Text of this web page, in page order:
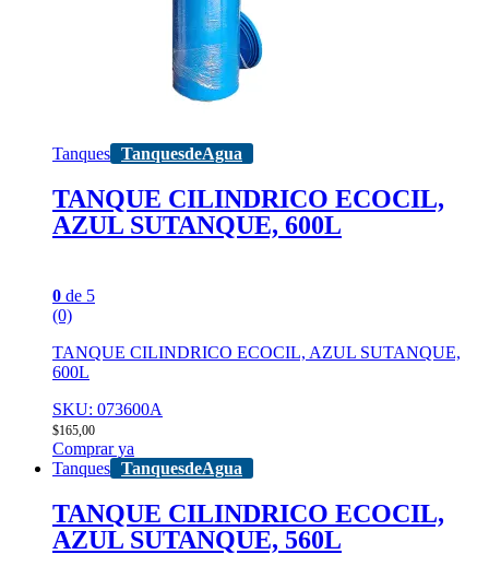
Tanques TanquesdeAgua
TANQUE CILINDRICO ECOCIL,
AZUL SUTANQUE, 600L
0 de 5
(0)
TANQUE CILINDRICO ECOCIL, AZUL SUTANQUE,
600L
SKU: 073600A
$165,00
Comprar ya
Tanques TanquesdeAgua
TANQUE CILINDRICO ECOCIL,
AZUL SUTANQUE, 560L